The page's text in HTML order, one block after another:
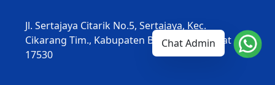
Jl. Sertajaya Citarik No.5, Sertajaya, Kec.
Cikarang Tim., Kabupaten Bekasi, Jawa Barat
17530
Chat Admin